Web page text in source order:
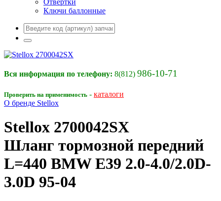
Ключи баллонные
Вся информация по телефону: 8(812) 986-10-71
Проверить на применимость - каталоги
О бренде Stellox
Stellox 2700042SX
Шланг тормозной передний
L=440 BMW E39 2.0-4.0/2.0D-
3.0D 95-04